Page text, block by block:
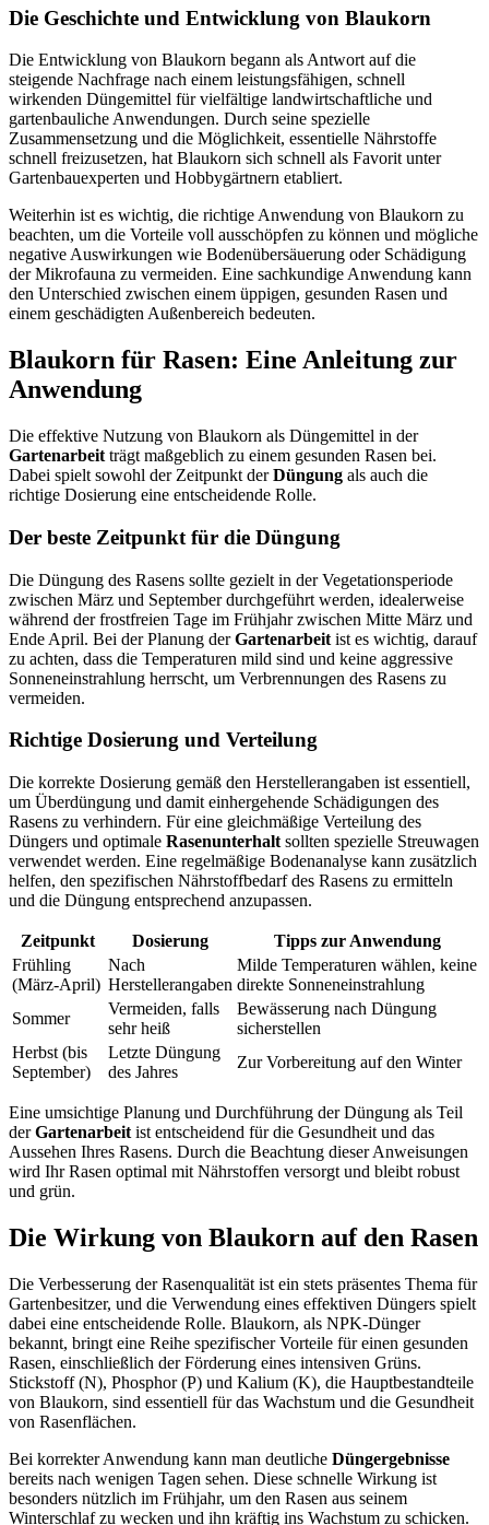
Die Geschichte und Entwicklung von Blaukorn
Die Entwicklung von Blaukorn begann als Antwort auf die
steigende Nachfrage nach einem leistungsfähigen, schnell
wirkenden Düngemittel für vielfältige landwirtschaftliche und
gartenbauliche Anwendungen. Durch seine spezielle
Zusammensetzung und die Möglichkeit, essentielle Nährstoffe
schnell freizusetzen, hat Blaukorn sich schnell als Favorit unter
Gartenbauexperten und Hobbygärtnern etabliert.
Weiterhin ist es wichtig, die richtige Anwendung von Blaukorn zu
beachten, um die Vorteile voll ausschöpfen zu können und mögliche
negative Auswirkungen wie Bodenübersäuerung oder Schädigung
der Mikrofauna zu vermeiden. Eine sachkundige Anwendung kann
den Unterschied zwischen einem üppigen, gesunden Rasen und
einem geschädigten Außenbereich bedeuten.
Blaukorn für Rasen: Eine Anleitung zur
Anwendung
Die effektive Nutzung von Blaukorn als Düngemittel in der
Gartenarbeit trägt maßgeblich zu einem gesunden Rasen bei.
Dabei spielt sowohl der Zeitpunkt derDüngung als auch die
richtige Dosierung eine entscheidende Rolle.
Der beste Zeitpunkt für die Düngung
Die Düngung des Rasens sollte gezielt in der Vegetationsperiode
zwischen März und September durchgeführt werden, idealerweise
während der frostfreien Tage im Frühjahr zwischen Mitte März und
Ende April. Bei der Planung derGartenarbeit ist es wichtig, darauf
zu achten, dass die Temperaturen mild sind und keine aggressive
Sonneneinstrahlung herrscht, um Verbrennungen des Rasens zu
vermeiden.
Richtige Dosierung und Verteilung
Die korrekte Dosierung gemäß den Herstellerangaben ist essentiell,
um Überdüngung und damit einhergehende Schädigungen des
Rasens zu verhindern. Für eine gleichmäßige Verteilung des
Düngers und optimale Rasenunterhalt sollten spezielle Streuwagen
verwendet werden. Eine regelmäßige Bodenanalyse kann zusätzlich
helfen, den spezifischen Nährstoffbedarf des Rasens zu ermitteln
und die Düngung entsprechend anzupassen.
Zeitpunkt Dosierung
Tipps zur Anwendung
Frühling
(März-April)
Nach
Herstellerangaben
Milde Temperaturen wählen, keine
direkte Sonneneinstrahlung
Sommer
Vermeiden, falls
sehr heiß
Bewässerung nach Düngung
sicherstellen
Herbst (bis
September)
Letzte Düngung
des Jahres
Zur Vorbereitung auf den Winter
Eine umsichtige Planung und Durchführung der Düngung als Teil
derGartenarbeit ist entscheidend für die Gesundheit und das
Aussehen Ihres Rasens. Durch die Beachtung dieser Anweisungen
wird Ihr Rasen optimal mit Nährstoffen versorgt und bleibt robust
und grün.
Die Wirkung von Blaukorn auf den Rasen
Die Verbesserung der Rasenqualität ist ein stets präsentes Thema für
Gartenbesitzer, und die Verwendung eines effektiven Düngers spielt
dabei eine entscheidende Rolle. Blaukorn, als NPK-Dünger
bekannt, bringt eine Reihe spezifischer Vorteile für einen gesunden
Rasen, einschließlich der Förderung eines intensiven Grüns.
Stickstoff (N), Phosphor (P) und Kalium (K), die Hauptbestandteile
von Blaukorn, sind essentiell für das Wachstum und die Gesundheit
von Rasenflächen.
Bei korrekter Anwendung kann man deutliche Düngergebnisse
bereits nach wenigen Tagen sehen. Diese schnelle Wirkung ist
besonders nützlich im Frühjahr, um den Rasen aus seinem
Winterschlaf zu wecken und ihn kräftig ins Wachstum zu schicken.